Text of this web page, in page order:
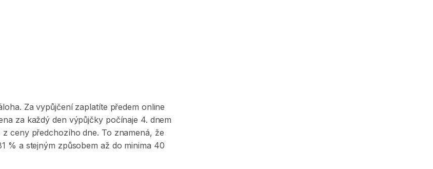
Za vypůjčení zaplatíte předem online
za každý den výpůjčky počínaje 4. dnem
ceny předchozího dne. To znamená, že
% a stejným způsobem až do minima 40